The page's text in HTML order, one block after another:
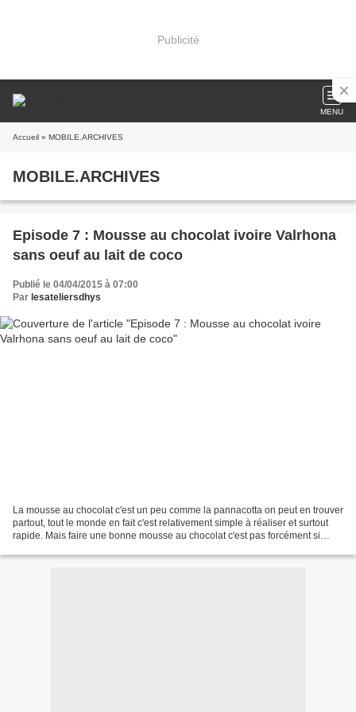
Publicité
MENU
Accueil » MOBILE.ARCHIVES
MOBILE.ARCHIVES
Episode 7 : Mousse au chocolat ivoire Valrhona
sans oeuf au lait de coco
Publié le 04/04/2015 à 07:00
Par lesateliersdhys
La mousse au chocolat c'est un peu comme la pannacotta on peut en trouver
partout, tout le monde en fait c'est relativement simple à réaliser et surtout
rapide. Mais faire une bonne mousse au chocolat c'est pas forcément si